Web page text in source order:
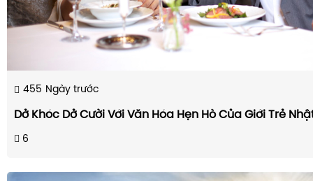
455 Ngày trước
Dở Khóc Dở Cười Với Văn Hóa Hẹn Hò Của Giới Trẻ
6